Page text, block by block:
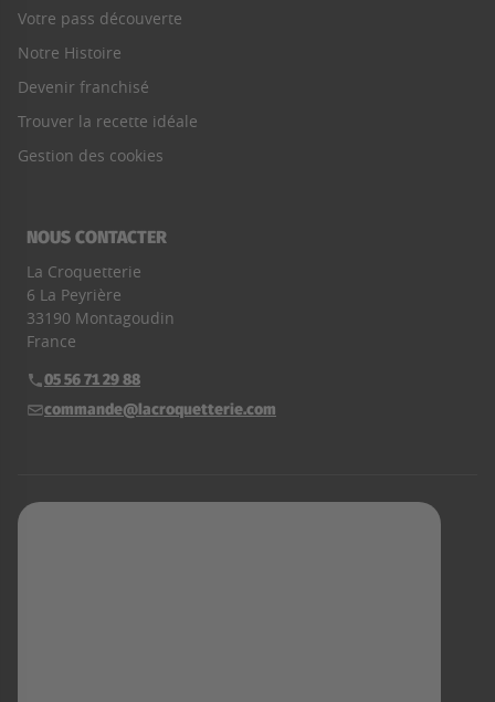
Votre pass découverte
Notre Histoire
Devenir franchisé
Trouver la recette idéale
Gestion des cookies
NOUS CONTACTER
La Croquetterie
6 La Peyrière
33190 Montagoudin
France
Téléphone :
05 56 71 29 88
E-mail :
commande@lacroquetterie.com